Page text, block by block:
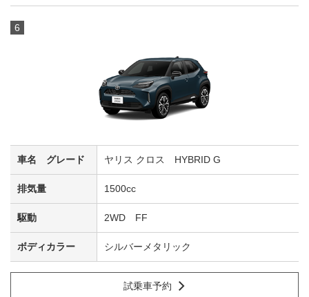
6
ヤリス クロス HYBRID G
1500cc
2WD FF
シルバーメタリック
試乗車予約